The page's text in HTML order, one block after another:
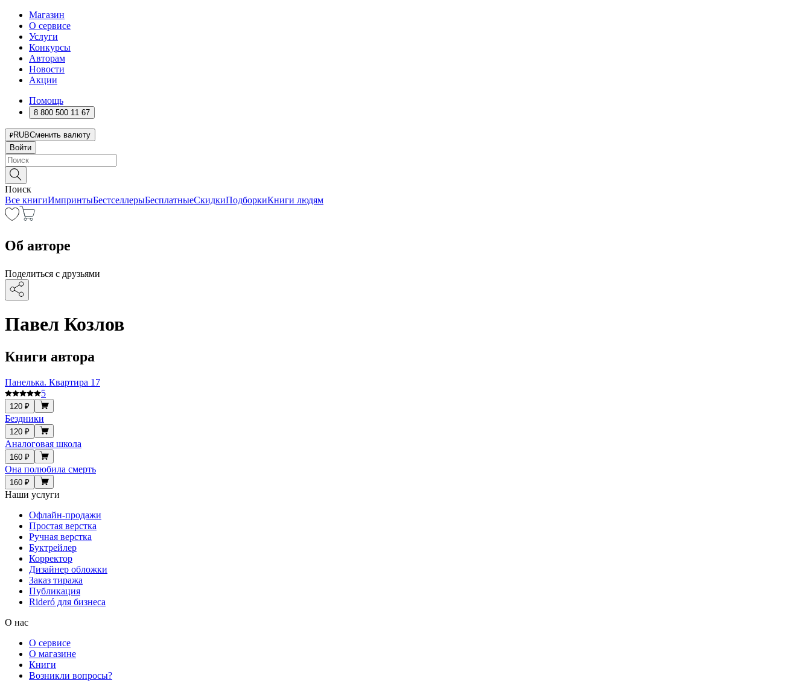
Магазин
О сервисе
Услуги
Конкурсы
Авторам
Новости
Акции
Помощь
8 800 500 11 67
RUBСменить валюту
Войти
Поиск
Все книгиИмпринтыБестселлерыБесплатныеСкидкиПодборкиКниги людям
Об авторе
Поделиться с друзьями
Павел Козлов
Книги автора
Панелька. Квартира 17
5
120 ₽
Бездники
120 ₽
Аналоговая школа
160 ₽
Она полюбила смерть
160 ₽
Наши услуги
Офлайн-продажи
Простая верстка
Ручная верстка
Буктрейлер
Корректор
Дизайнер обложки
Заказ тиража
Публикация
Rideró для бизнеса
О нас
О сервисе
О магазине
Книги
Возникли вопросы?